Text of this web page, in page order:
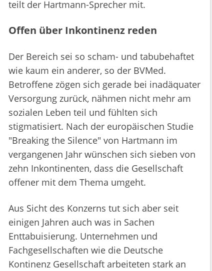
teilt der Hartmann-Sprecher mit.
Offen über Inkontinenz reden
Der Bereich sei so scham- und tabubehaftet
wie kaum ein anderer, so der BVMed.
Betroffene zögen sich gerade bei inadäquater
Versorgung zurück, nähmen nicht mehr am
sozialen Leben teil und fühlten sich
stigmatisiert. Nach der europäischen Studie
"Breaking the Silence" von Hartmann im
vergangenen Jahr wünschen sich sieben von
zehn Inkontinenten, dass die Gesellschaft
offener mit dem Thema umgeht.
Aus Sicht des Konzerns tut sich aber seit
einigen Jahren auch was in Sachen
Enttabuisierung. Unternehmen und
Fachgesellschaften wie die Deutsche
Kontinenz Gesellschaft arbeiteten stark an